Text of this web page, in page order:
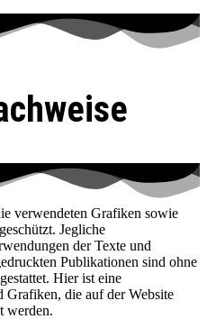
verwendeten Grafiken sowie
Jegliche
der Texte und
Publikationen sind ohne
Hier ist eine
Grafiken, die auf der Website
werden.